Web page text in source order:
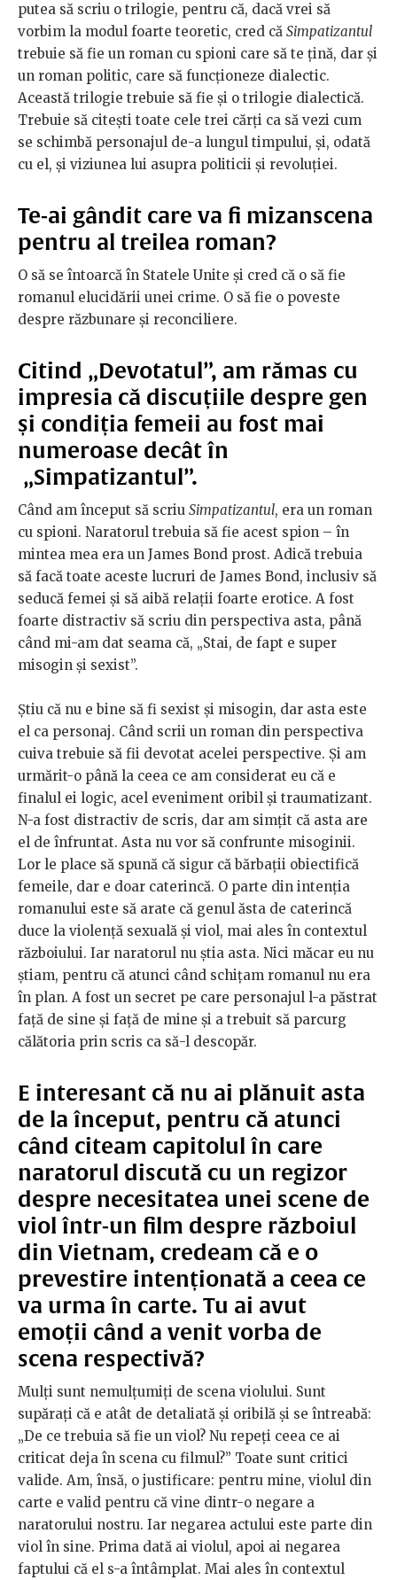
putea să scriu o trilogie, pentru că, dacă vrei să
vorbim la modul foarte teoretic, cred că Simpatizantul
trebuie să fie un roman cu spioni care să te țină, dar și
un roman politic, care să funcționeze dialectic.
Această trilogie trebuie să fie și o trilogie dialectică.
Trebuie să citești toate cele trei cărți ca să vezi cum
se schimbă personajul de-a lungul timpului, și, odată
cu el, și viziunea lui asupra politicii și revoluției.
Te-ai gândit care va fi mizanscena
pentru al treilea roman?
O să se întoarcă în Statele Unite și cred că o să fie
romanul elucidării unei crime. O să fie o poveste
despre răzbunare și reconciliere.
Citind „Devotatul”, am rămas cu
impresia că discuțiile despre gen
și condiția femeii au fost mai
numeroase decât în
„Simpatizantul”.
Când am început să scriu Simpatizantul, era un roman
cu spioni. Naratorul trebuia să fie acest spion – în
mintea mea era un James Bond prost. Adică trebuia
să facă toate aceste lucruri de James Bond, inclusiv să
seducă femei și să aibă relații foarte erotice. A fost
foarte distractiv să scriu din perspectiva asta, până
când mi-am dat seama că, „Stai, de fapt e super
misogin și sexist”.
Știu că nu e bine să fi sexist și misogin, dar asta este
el ca personaj. Când scrii un roman din perspectiva
cuiva trebuie să fii devotat acelei perspective. Și am
urmărit-o până la ceea ce am considerat eu că e
finalul ei logic, acel eveniment oribil și traumatizant.
N-a fost distractiv de scris, dar am simțit că asta are
el de înfruntat. Asta nu vor să confrunte misoginii.
Lor le place să spună că sigur că bărbații obiectifică
femeile, dar e doar caterincă. O parte din intenția
romanului este să arate că genul ăsta de caterincă
duce la violență sexuală și viol, mai ales în contextul
războiului. Iar naratorul nu știa asta. Nici măcar eu nu
știam, pentru că atunci când schițam romanul nu era
în plan. A fost un secret pe care personajul l-a păstrat
față de sine și față de mine și a trebuit să parcurg
călătoria prin scris ca să-l descopăr.
E interesant că nu ai plănuit asta
de la început, pentru că atunci
când citeam capitolul în care
naratorul discută cu un regizor
despre necesitatea unei scene de
viol într-un film despre războiul
din Vietnam, credeam că e o
prevestire intenționată a ceea ce
va urma în carte. Tu ai avut
emoții când a venit vorba de
scena respectivă?
Mulți sunt nemulțumiți de scena violului. Sunt
supărați că e atât de detaliată și oribilă și se întreabă:
„De ce trebuia să fie un viol? Nu repeți ceea ce ai
criticat deja în scena cu filmul?” Toate sunt critici
valide. Am, însă, o justificare: pentru mine, violul din
carte e valid pentru că vine dintr-o negare a
naratorului nostru. Iar negarea actului este parte din
viol în sine. Prima dată ai violul, apoi ai negarea
faptului că el s-a întâmplat. Mai ales în contextul